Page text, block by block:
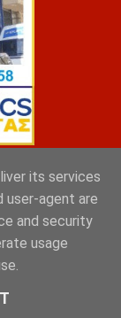
ΣΠΑΡΤΗ
its services
user-agent are
and security
usage